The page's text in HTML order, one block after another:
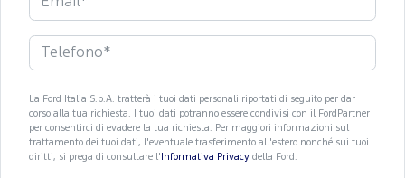
La Ford Italia S.p.A. tratterà i tuoi dati personali riportati di seguito per dar
corso alla tua richiesta. I tuoi dati potranno essere condivisi con il FordPartner
per consentirci di evadere la tua richiesta. Per maggiori informazioni sul
trattamento dei tuoi dati, l'eventuale trasferimento all'estero nonché sui tuoi
diritti, si prega di consultare l' Informativa Privacy della Ford.